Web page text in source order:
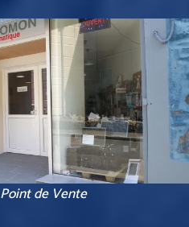
Point de Vente